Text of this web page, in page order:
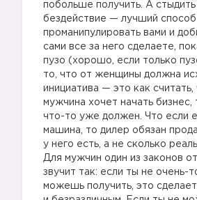
побольше получить. А стыдить
бездействие — лучший способ
проманипулировать вами и
сами все за него сделаете,
пузо (хорошо, если только
то, что от женщины должна
инициатива — это как считать,
мужчина хочет начать бизнес,
что-то уже должен. Что если
машина, то дилер обязан
у него есть, а не сколько
Для мужчин один из законов
звучит так: если ты не очень-
можешь получить, это